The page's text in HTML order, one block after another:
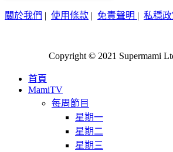
關於我們 | 使用條款 | 免責聲明 | 私穩
Copyright © 2021 Supermami
首頁
MamiTV
每周節目
星期一
星期二
星期三